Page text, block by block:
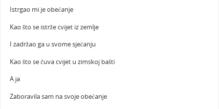
Istrgao mi je obećanje
Kao što se istrže cvijet iz zemlje
I zadržao ga u svome sjećanju
Kao što se čuva cvijet u zimskoj bašti
A ja
Zaboravila sam na svoje obećanje